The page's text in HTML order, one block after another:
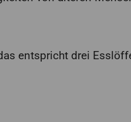
entspricht drei